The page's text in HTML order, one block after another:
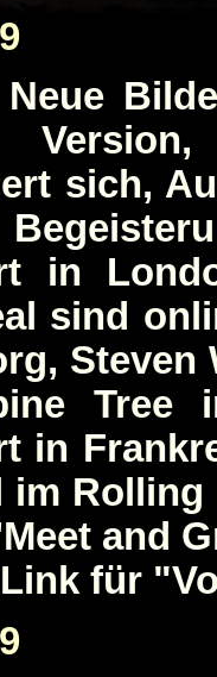
Neue
sich,
in
sind
Steven
Tree
in
im Rolling
and
Link für